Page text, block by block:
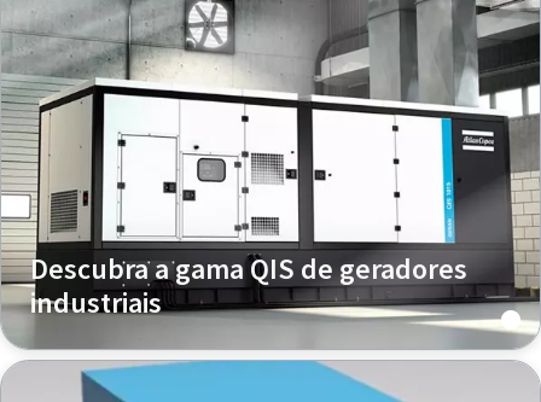
Descubra a gama QIS de geradores
industriais